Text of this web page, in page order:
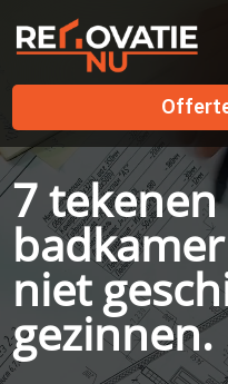
7
niet
gezinnen.